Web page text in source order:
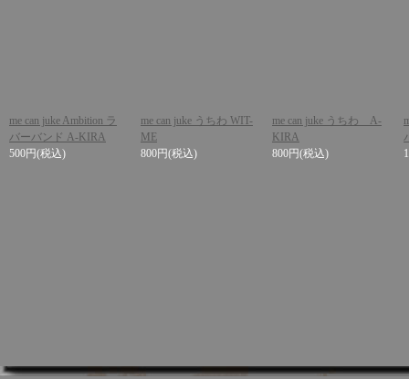
me can juke Ambition ラ
バーバンド A-KIRA
500円(税込)
me can juke うちわ WIT-
ME
800円(税込)
me can juke うちわ A-
KIRA
800円(税込)